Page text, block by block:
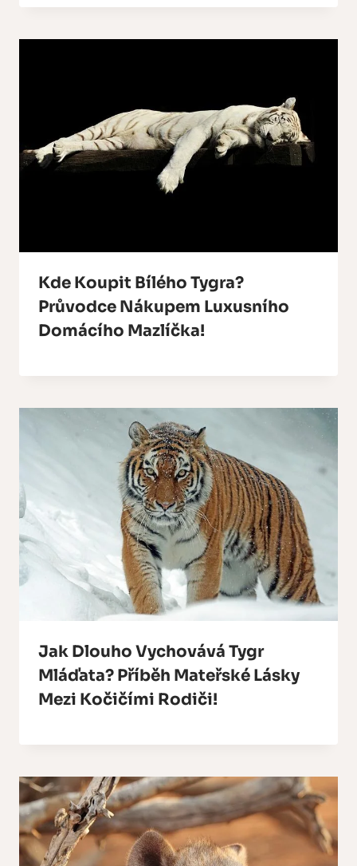
Kde Koupit Bílého Tygra?
Průvodce Nákupem Luxusního
Domácího Mazlíčka!
Jak Dlouho Vychovává Tygr
Mláďata? Příběh Mateřské Lásky
Mezi Kočičími Rodiči!